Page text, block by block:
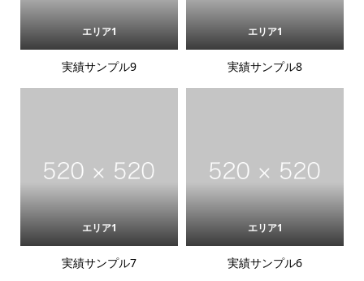
エリア1
実績サンプル9
エリア1
実績サンプル8
エリア1
実績サンプル7
エリア1
実績サンプル6